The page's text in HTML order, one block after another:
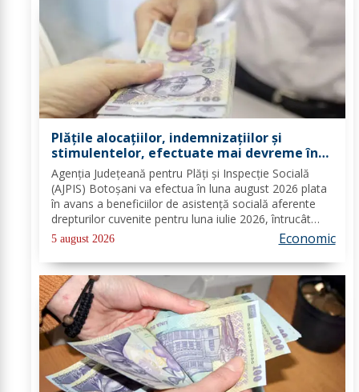
Plățile alocațiilor, indemnizațiilor și
stimulentelor, efectuate mai devreme în
luna august 2026
Agenția Județeană pentru Plăți și Inspecție Socială
(AJPIS) Botoșani va efectua în luna august 2026 plata
în avans a beneficiilor de asistență socială aferente
drepturilor cuvenite pentru luna iulie 2026, întrucât
data de 8 august 2026, prevăzută în calendarul de
plată, este zi nelucrătoare....
5 august 2026 Economic